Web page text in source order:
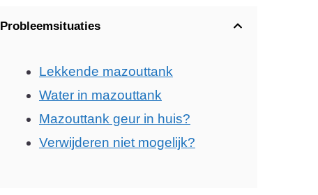
Probleemsituaties
Lekkende mazouttank
Water in mazouttank
Mazouttank geur in huis?
Verwijderen niet mogelijk?